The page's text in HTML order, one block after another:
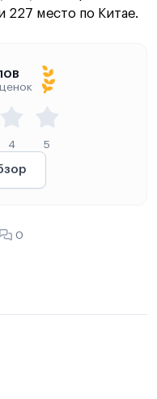
227 место по Китае.
4 5
0